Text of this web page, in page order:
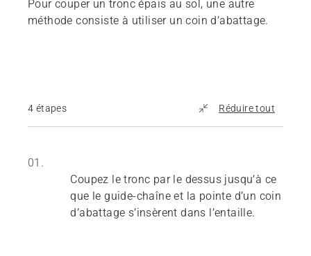
Pour couper un tronc épais au sol, une autre
méthode consiste à utiliser un coin d’abattage.
4 étapes Réduire tout
01.
Coupez le tronc par le dessus jusqu’à ce
que le guide-chaîne et la pointe d’un coin
d’abattage s’insèrent dans l’entaille.